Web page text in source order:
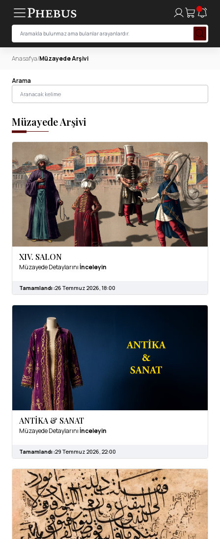
Anasafya/Müzayede Arşivi
Arama
Müzayede Arşivi
XIV. SALON
Müzayede Detaylarını İnceleyin
Tamamlandı :26 Temmuz 2026, 18:00
ANTİKA & SANAT
Müzayede Detaylarını İnceleyin
Tamamlandı :29 Temmuz 2026, 22:00